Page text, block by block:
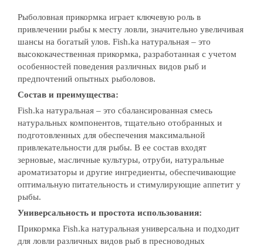
Рыболовная прикормка играет ключевую роль в
привлечении рыбы к месту ловли, значительно увеличивая
шансы на богатый улов. Fish.ka натуральная – это
высококачественная прикормка, разработанная с учетом
особенностей поведения различных видов рыб и
предпочтений опытных рыболовов.
Состав и преимущества:
Fish.ka натуральная – это сбалансированная смесь
натуральных компонентов, тщательно отобранных и
подготовленных для обеспечения максимальной
привлекательности для рыбы. В ее состав входят
зерновые, масличные культуры, отруби, натуральные
ароматизаторы и другие ингредиенты, обеспечивающие
оптимальную питательность и стимулирующие аппетит у
рыбы.
Универсальность и простота использования:
Прикормка Fish.ka натуральная универсальна и подходит
для ловли различных видов рыб в пресноводных